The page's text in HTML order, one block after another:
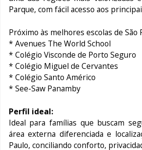
Parque, com fácil acesso aos
Próximo às melhores escolas de São
* Avenues The World School
* Colégio Visconde de Porto Seguro
* Colégio Miguel de Cervantes
* Colégio Santo Américo
* See-Saw Panamby
Perfil ideal:
Ideal para famílias que buscam
área externa diferenciada e
Paulo, conciliando conforto,